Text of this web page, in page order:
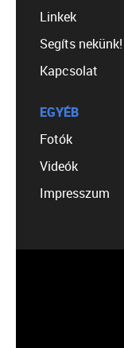
Linkek
Segíts nekünk!
Kapcsolat
EGYÉB
Fotók
Videók
Impresszum